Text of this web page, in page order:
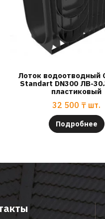
Лоток водоотводный
Standart DN300 ЛВ-
пластиковый
32 500 ₸ шт.
Подробнее